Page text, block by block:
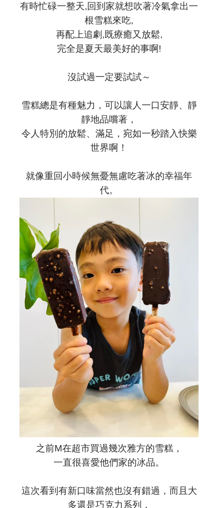
有時忙碌一整天,回到家就想吹著冷氣拿出一
根雪糕來吃,
再配上追劇,既療癒又放鬆,
完全是夏天最美好的事啊!
沒試過一定要試試～
雪糕總是有種魅力，可以讓人一口安靜、靜
靜地品嚐著，
令人特別的放鬆、滿足，宛如一秒踏入快樂
世界啊！
就像重回小時候無憂無慮吃著冰的幸福年
代。
之前M在超市買過幾次雅方的雪糕，
一直很喜愛他們家的冰品。
這次看到有新口味當然也沒有錯過，而且大
多還是巧克力系列，